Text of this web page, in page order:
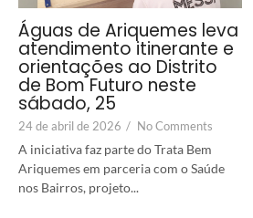
Águas de Ariquemes leva
atendimento itinerante e
orientações ao Distrito
de Bom Futuro neste
sábado, 25
24 de abril de 2026 / No Comments
A iniciativa faz parte do Trata Bem
Ariquemes em parceria com o Saúde
nos Bairros, projeto...